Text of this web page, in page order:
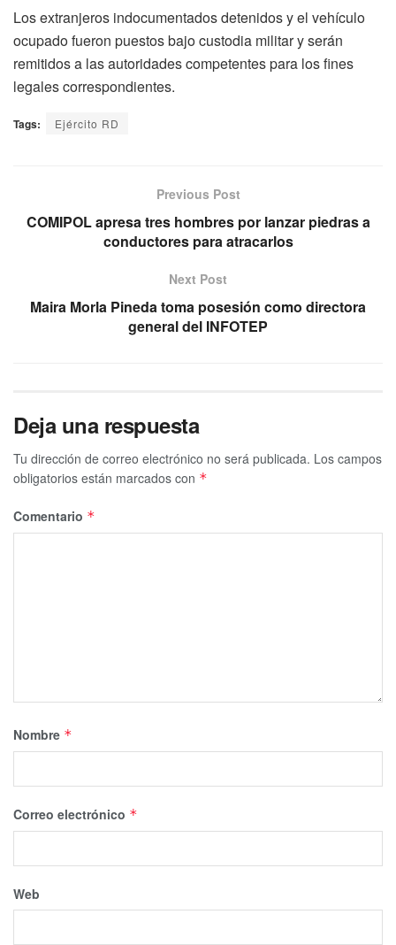
Los extranjeros indocumentados detenidos y el vehículo
ocupado fueron puestos bajo custodia militar y serán
remitidos a las autoridades competentes para los fines
legales correspondientes.
Tags: Ejército RD
Previous Post
COMIPOL apresa tres hombres por lanzar piedras a
conductores para atracarlos
Next Post
Maira Morla Pineda toma posesión como directora
general del INFOTEP
Deja una respuesta
Tu dirección de correo electrónico no será publicada. Los campos
obligatorios están marcados con *
Comentario *
Nombre *
Correo electrónico *
Web